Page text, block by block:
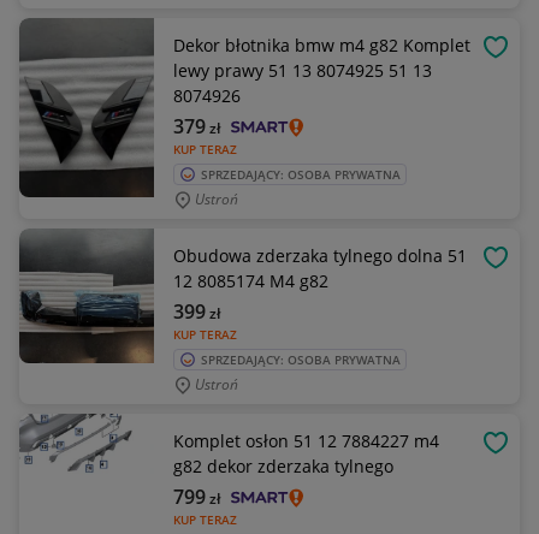
Dekor błotnika bmw m4 g82 Komplet
lewy prawy 51 13 8074925 51 13
8074926
KUP TERAZ
379zł
SPRZEDAJĄCY: OSOBA PRYWATNA
Ustroń
Obudowa zderzaka tylnego dolna 51
12 8085174 M4 g82
KUP TERAZ
399zł
SPRZEDAJĄCY: OSOBA PRYWATNA
Ustroń
Komplet osłon 51 12 7884227 m4
g82 dekor zderzaka tylnego
KUP TERAZ
799zł